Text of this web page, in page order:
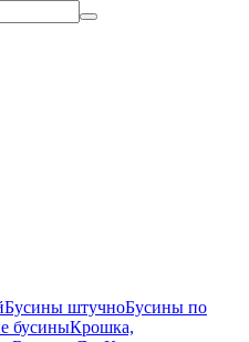
Бусины штучноБусины по
бусиныКрошка,